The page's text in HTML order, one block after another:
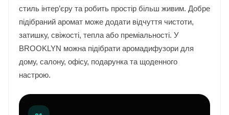
стиль інтер’єру та робить простір більш живим. Добре
підібраний аромат може додати відчуття чистоти,
затишку, свіжості, тепла або преміальності. У
BROOKLYN можна підібрати аромадифузори для
дому, салону, офісу, подарунка та щоденного
настрою.